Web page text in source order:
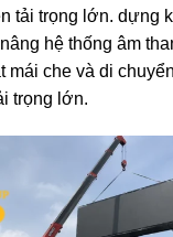
tải trọng lớn. dựng
hệ thống âm
mái che và di
trọng lớn.